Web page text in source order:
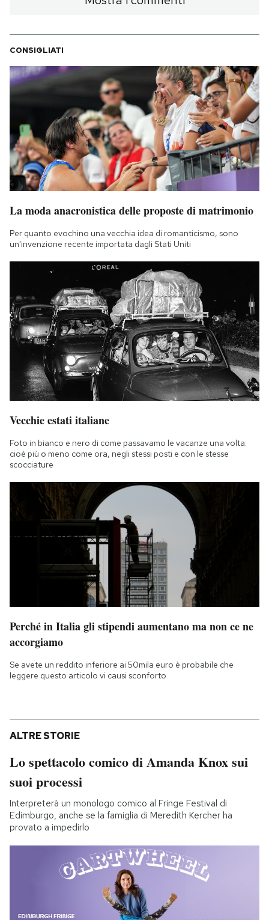
CONSIGLIATI
La moda anacronistica delle proposte di matrimonio
Per quanto evochino una vecchia idea di romanticismo, sono
un'invenzione recente importata dagli Stati Uniti
Vecchie estati italiane
Foto in bianco e nero di come passavamo le vacanze una volta:
cioè più o meno come ora, negli stessi posti e con le stesse
scocciature
Perché in Italia gli stipendi aumentano ma non ce ne
accorgiamo
Se avete un reddito inferiore ai 50mila euro è probabile che
leggere questo articolo vi causi sconforto
ALTRE STORIE
Lo spettacolo comico di Amanda Knox sui
suoi processi
Interpreterà un monologo comico al Fringe Festival di
Edimburgo, anche se la famiglia di Meredith Kercher ha
provato a impedirlo